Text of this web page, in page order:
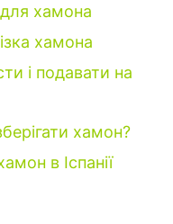
хамона
хамона
і подавати на
хамон?
в Іспанії